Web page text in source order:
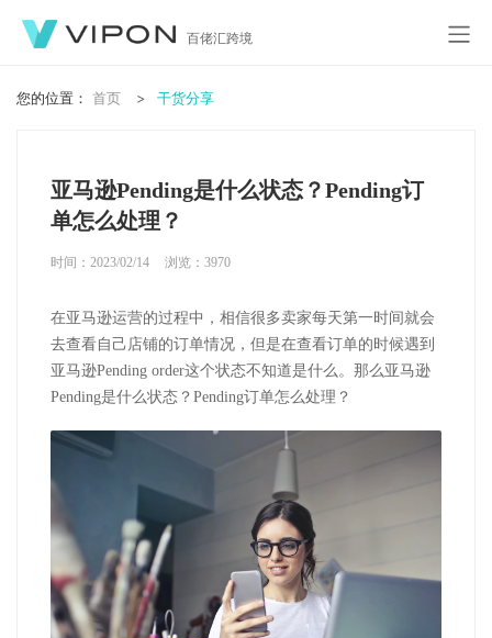
百佬汇跨境
您的位置： 首页 干货分享
亚马逊Pending是什么状态？Pending订
单怎么处理？
时间：2023/02/14 浏览： 3970
在亚马逊运营的过程中，相信很多卖家每天第一时间就会
去查看自己店铺的订单情况，但是在查看订单的时候遇到
亚马逊Pending order这个状态不知道是什么。那么亚马逊
Pending是什么状态？Pending订单怎么处理？